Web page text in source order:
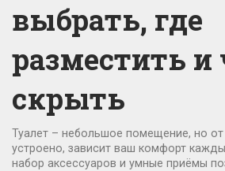
выбрать, где
разместить и
скрыть
Туалет – небольшое помещение, но от
устроено, зависит ваш комфорт
набор аксессуаров и умные приёмы